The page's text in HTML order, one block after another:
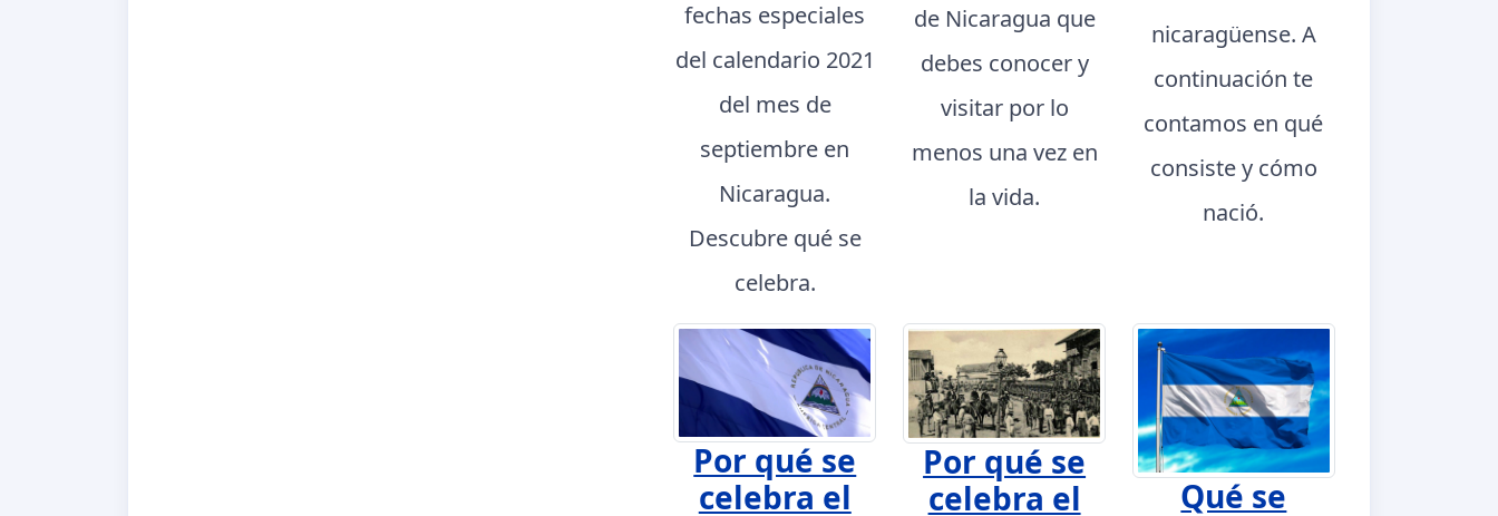
fechas especiales
del calendario 2021
del mes de
septiembre en
Nicaragua.
Descubre qué se
celebra.
de Nicaragua que
debes conocer y
visitar por lo
menos una vez en
la vida.
nicaragüense. A
continuación te
contamos en qué
consiste y cómo
nació.
Por qué se
celebra el
Por qué se
celebra el
Qué se